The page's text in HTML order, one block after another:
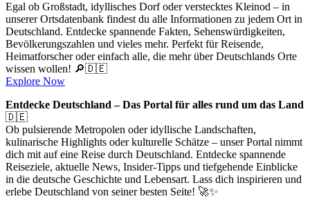
Egal ob Großstadt, idyllisches Dorf oder verstecktes Kleinod – in
unserer Ortsdatenbank findest du alle Informationen zu jedem Ort in
Deutschland. Entdecke spannende Fakten, Sehenswürdigkeiten,
Bevölkerungszahlen und vieles mehr. Perfekt für Reisende,
Heimatforscher oder einfach alle, die mehr über Deutschlands Orte
wissen wollen! 🔎🇩🇪
Explore Now
Entdecke Deutschland – Das Portal für alles rund um das Land
🇩🇪
Ob pulsierende Metropolen oder idyllische Landschaften,
kulinarische Highlights oder kulturelle Schätze – unser Portal nimmt
dich mit auf eine Reise durch Deutschland. Entdecke spannende
Reiseziele, aktuelle News, Insider-Tipps und tiefgehende Einblicke
in die deutsche Geschichte und Lebensart. Lass dich inspirieren und
erlebe Deutschland von seiner besten Seite! 🚀✨